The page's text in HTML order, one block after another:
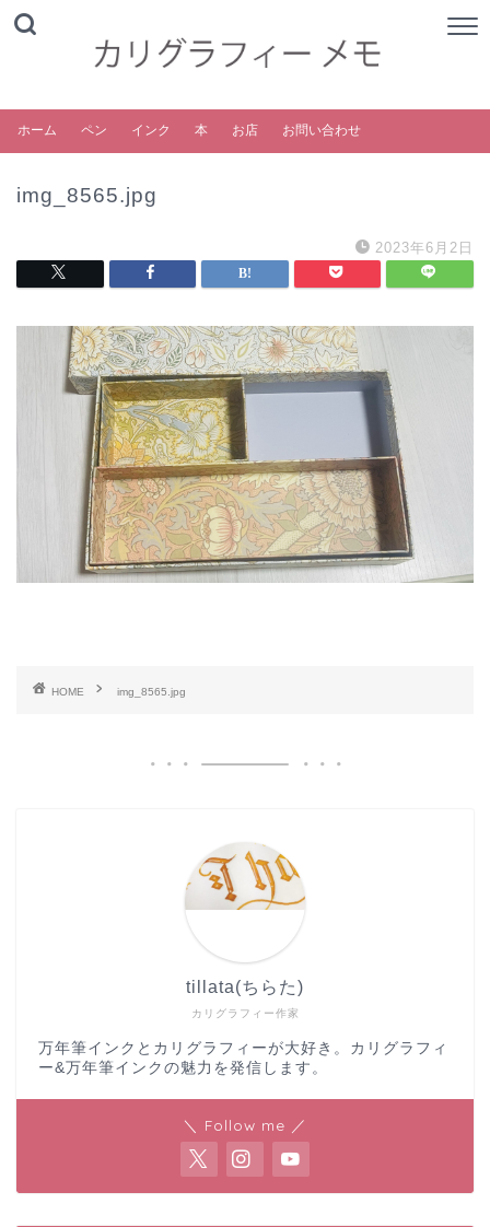
ホーム ペン インク 本 お店 お問い合わせ
img_8565.jpg
2023年6月2日
HOME img_8565.jpg
カリグラフィー作家
tillata(ちらた)
万年筆インクとカリグラフィーが大好き。カリグラフィ
ー&万年筆インクの魅力を発信します。
＼ Follow me ／